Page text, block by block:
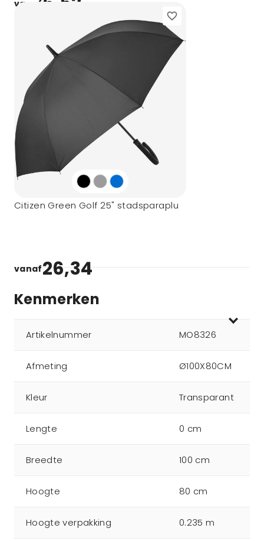
vanaf
Citizen Green Golf 25" stadsparaplu
vanaf26,34
Kenmerken
Artikelnummer MO8326
Afmeting Ø100X80CM
Kleur Transparant
Lengte 0 cm
Breedte 100 cm
Hoogte 80 cm
Hoogte verpakking 0.235 m